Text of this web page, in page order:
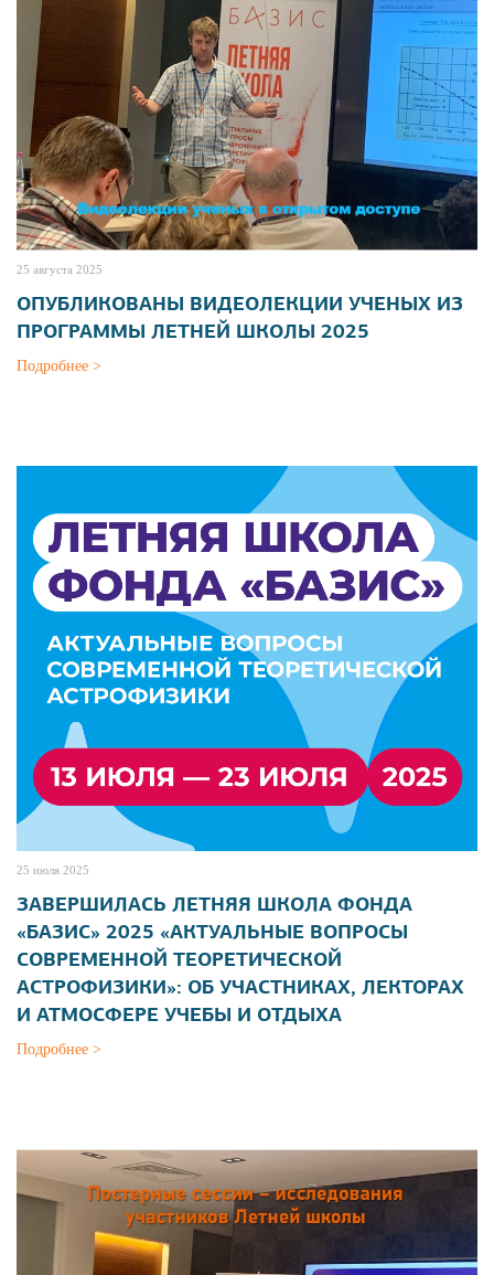
25 августа 2025
ОПУБЛИКОВАНЫ ВИДЕОЛЕКЦИИ УЧЕНЫХ ИЗ
ПРОГРАММЫ ЛЕТНЕЙ ШКОЛЫ 2025
Подробнее >
25 июля 2025
ЗАВЕРШИЛАСЬ ЛЕТНЯЯ ШКОЛА ФОНДА
«БАЗИС» 2025 «АКТУАЛЬНЫЕ ВОПРОСЫ
СОВРЕМЕННОЙ ТЕОРЕТИЧЕСКОЙ
АСТРОФИЗИКИ»: ОБ УЧАСТНИКАХ, ЛЕКТОРАХ
И АТМОСФЕРЕ УЧЕБЫ И ОТДЫХА
Подробнее >